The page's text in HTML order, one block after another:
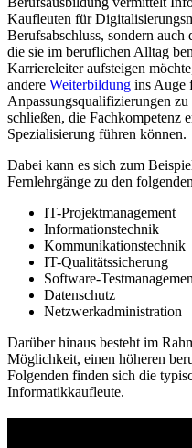
Kaufleuten für
Berufsabschluss, sondern
die sie im beruflichen Alltag
Karriereleiter aufsteigen
andere Weiterbildung ins Auge
Anpassungsqualifizierungen
schließen, die Fachkompetenz
Spezialisierung führen können.
Dabei kann es sich zum
Fernlehrgänge zu den
IT-Projektmanagement
Informationstechnik
Kommunikationstechnik
IT-Qualitätssicherung
Software-
Datenschutz
Netzwerkadministration
Darüber hinaus besteht im
Möglichkeit, einen höheren
Folgenden finden sich die
Informatikkaufleute.